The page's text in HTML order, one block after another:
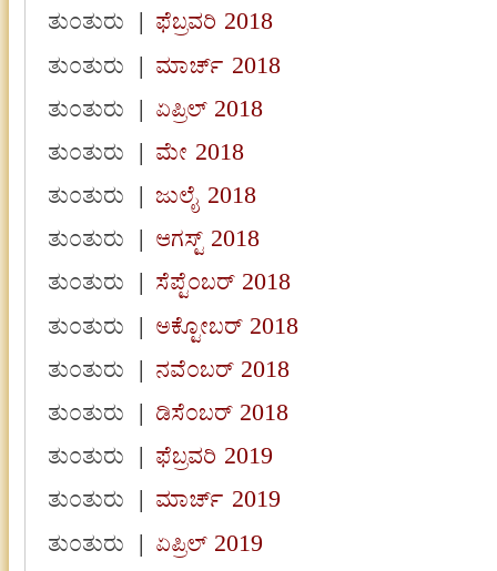
ತುಂತುರು |ಫೆಬ್ರವರಿ 2018
ತುಂತುರು
|ಮಾರ್ಚ್ 2018
ತುಂತುರು
|ಏಪ್ರಿಲ್ 2018
ತುಂತುರು
|ಮೇ 2018
ತುಂತುರು
|ಜುಲೈ 2018
ತುಂತುರು
|ಆಗಸ್ಟ್ 2018
ತುಂತುರು
|ಸೆಪ್ಟೆಂಬರ್ 2018
ತುಂತುರು
|ಅಕ್ಟೋಬರ್ 2018
ತುಂತುರು
|ನವೆಂಬರ್ 2018
ತುಂತುರು
|ಡಿಸೆಂಬರ್ 2018
ತುಂತುರು
|ಫೆಬ್ರವರಿ 2019
ತುಂತುರು
|ಮಾರ್ಚ್ 2019
ತುಂತುರು
|ಏಪ್ರಿಲ್ 2019